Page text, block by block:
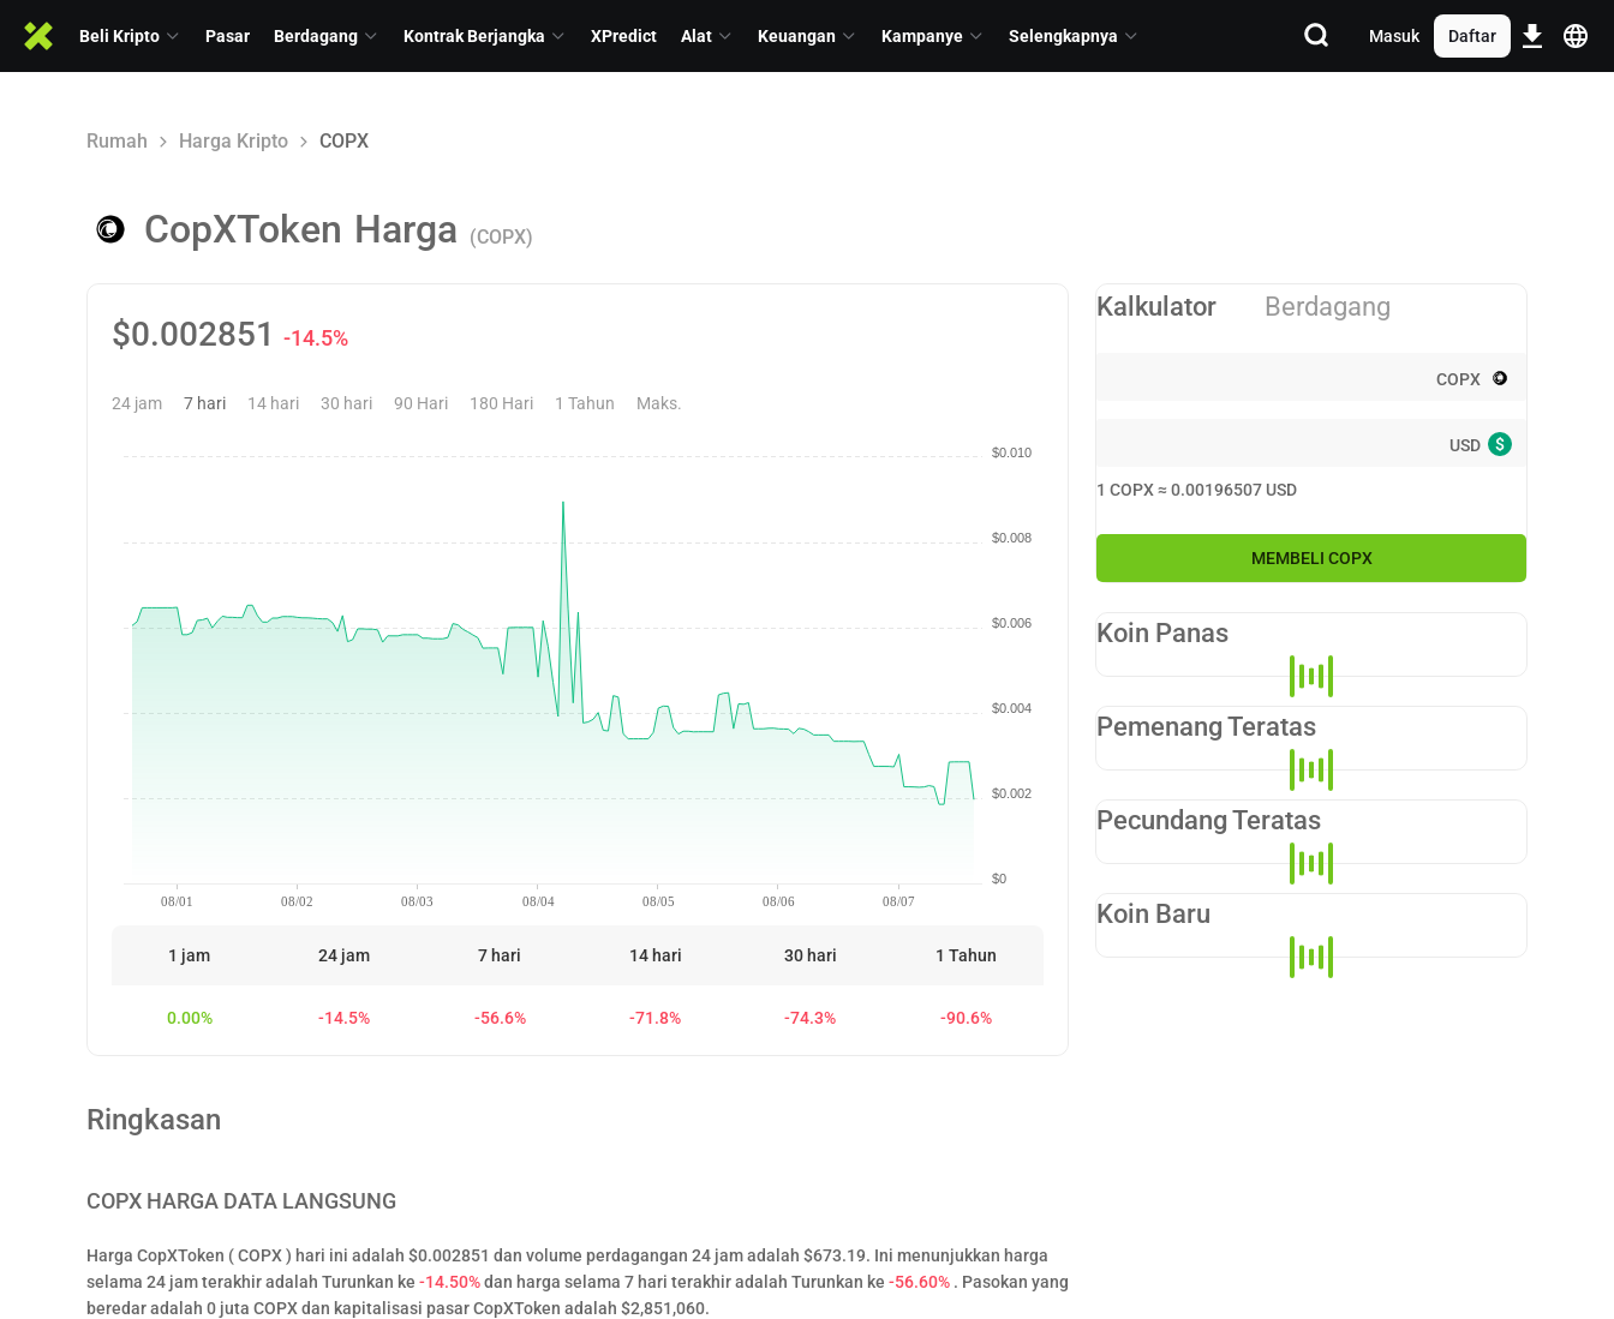
Beli Kripto Pasar Berdagang Kontrak Berjangka XPredict Alat Keuangan Kampanye Selengkapnya Masuk Daftar
Rumah Harga Kripto COPX
CopXToken Harga (COPX)
$0.002851 -14.5%
24 jam 7 hari 14 hari 30 hari 90 Hari 180 Hari 1 Tahun Maks.
08/01 08/02 08/03 08/04 08/05 08/06 08/07
$0
$0.002
$0.004
$0.006
$0.008
$0.010
1 jam 24 jam 7 hari 14 hari 30 hari 1 Tahun
0.00% -14.5% -56.6% -71.8% -74.3% -90.6%
Ringkasan
COPX HARGA DATA LANGSUNG
Harga CopXToken ( COPX ) hari ini adalah $0.002851 dan volume perdagangan 24 jam adalah $673.19. Ini menunjukkan harga
selama 24 jam terakhir adalah Turunkan ke -14.50%dan harga selama 7 hari terakhir adalah Turunkan ke -56.60% . Pasokan yang
beredar adalah 0 juta COPX dan kapitalisasi pasar CopXToken adalah $2,851,060.
Kalkulator Berdagang
COPX
USD $
1 COPX≈0.00196507 USD
MEMBELI COPX
Koin Panas
Pemenang Teratas
Pecundang Teratas
Koin Baru